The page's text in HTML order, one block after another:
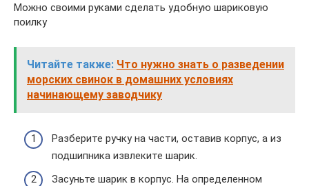
Можно своими руками сделать удобную шариковую
поилку
Читайте также: Что нужно знать о разведении
морских свинок в домашних условиях
начинающему заводчику
Разберите ручку на части, оставив корпус, а из
подшипника извлеките шарик.
Засуньте шарик в корпус. На определенном